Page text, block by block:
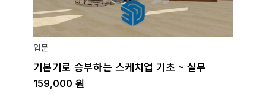
입문
기본기로 승부하는 스케치업 기초 ~ 실무
159,000 원